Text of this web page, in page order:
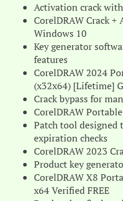
Activation crack
CorelDRAW Crack
Windows 10
Key generator
features
CorelDRAW 2024
(x32x64) [Lifetime]
Crack bypass for
CorelDRAW
Patch tool designed
expiration checks
CorelDRAW 2023
Product key
CorelDRAW X8
x64 Verified FREE